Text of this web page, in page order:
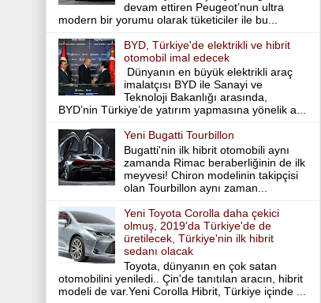
devam ettiren Peugeot’nun ultra
modern bir yorumu olarak tüketiciler ile bu...
BYD, Türkiye'de elektrikli ve hibrit
otomobil imal edecek
Dünyanın en büyük elektrikli araç
imalatçısı BYD ile Sanayi ve
Teknoloji Bakanlığı arasında,
BYD’nin Türkiye’de yatırım yapmasına yönelik a...
Yeni Bugatti Tourbillon
Bugatti'nin ilk hibrit otomobili aynı
zamanda Rimac beraberliğinin de ilk
meyvesi! Chiron modelinin takipçisi
olan Tourbillon aynı zaman...
Yeni Toyota Corolla daha çekici
olmuş, 2019'da Türkiye'de de
üretilecek, Türkiye'nin ilk hibrit
sedanı olacak
Toyota, dünyanın en çok satan
otomobilini yeniledi.. Çin'de tanıtılan aracın, hibrit
modeli de var.Yeni Corolla Hibrit, Türkiye içinde ...